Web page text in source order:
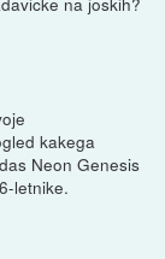
kakega
Neon Genesis
letnike.